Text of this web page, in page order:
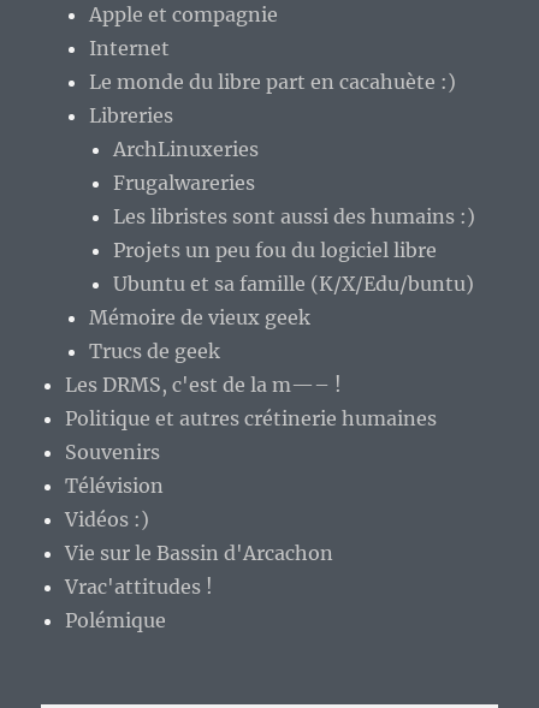
Apple et compagnie
Internet
Le monde du libre part en cacahuète :)
Libreries
ArchLinuxeries
Frugalwareries
Les libristes sont aussi des humains :)
Projets un peu fou du logiciel libre
Ubuntu et sa famille (K/X/Edu/buntu)
Mémoire de vieux geek
Trucs de geek
Les DRMS, c'est de la m—– !
Politique et autres crétinerie humaines
Souvenirs
Télévision
Vidéos :)
Vie sur le Bassin d'Arcachon
Vrac'attitudes !
Polémique